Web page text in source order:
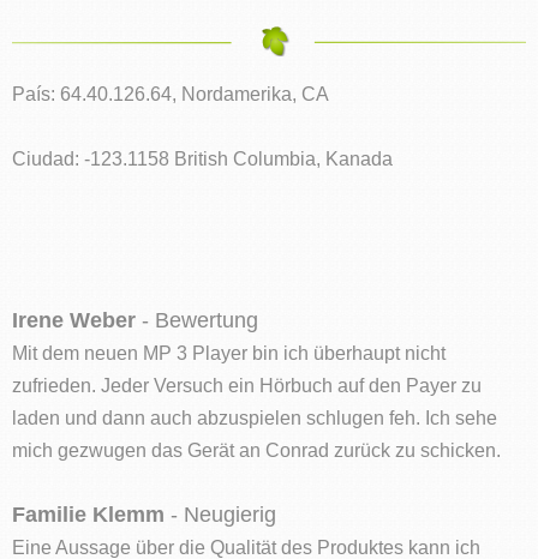
País: 64.40.126.64, Nordamerika, CA
Ciudad: -123.1158 British Columbia, Kanada
Irene Weber - Bewertung
Mit dem neuen MP 3 Player bin ich überhaupt nicht
zufrieden. Jeder Versuch ein Hörbuch auf den Payer zu
laden und dann auch abzuspielen schlugen feh. Ich sehe
mich gezwugen das Gerät an Conrad zurück zu schicken.
Familie Klemm - Neugierig
Eine Aussage über die Qualität des Produktes kann ich